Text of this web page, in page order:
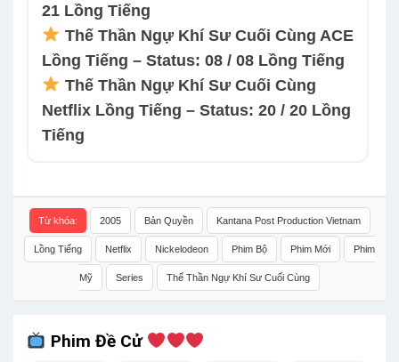
21 Lồng Tiếng
Thế Thần Ngự Khí Sư Cuối Cùng ACE
Lồng Tiếng – Status: 08 / 08 Lồng Tiếng
Thế Thần Ngự Khí Sư Cuối Cùng
Netflix Lồng Tiếng – Status: 20 / 20 Lồng
Tiếng
Từ khóa: 2005 Bản Quyền Kantana Post Production Vietnam
Lồng Tiếng Netflix Nickelodeon Phim Bộ Phim Mới Phim
Mỹ Series Thế Thần Ngự Khí Sư Cuối Cùng
Phim Đề Cử